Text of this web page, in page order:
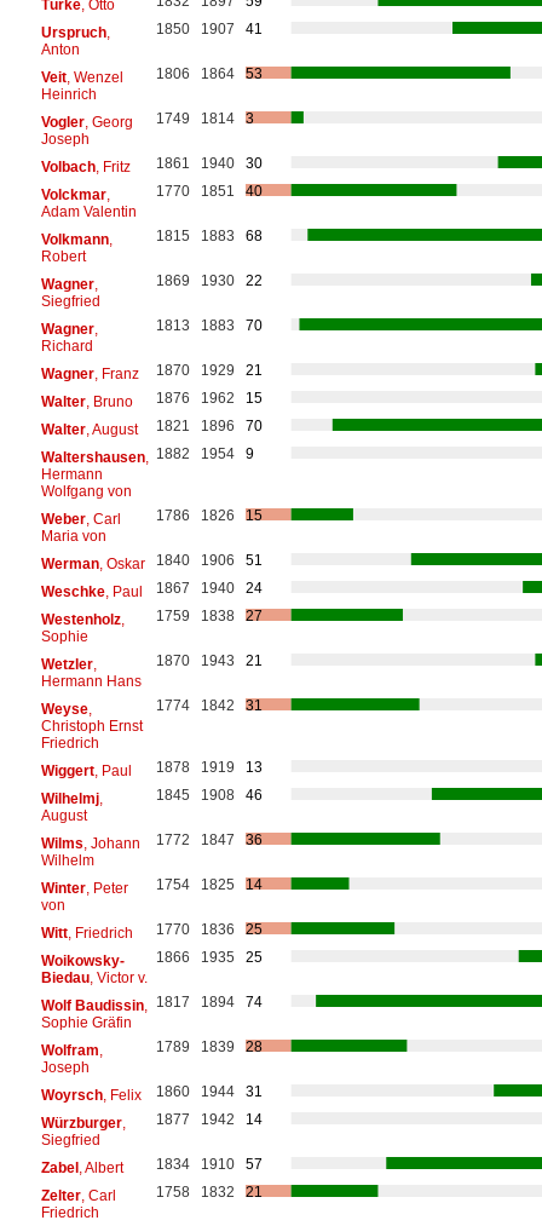
Türke, Otto
Urspruch,
Anton
1850 1907 41
Veit, Wenzel
Heinrich
1806 1864 53
Vogler, Georg
Joseph
1749 1814 3
Volbach, Fritz 1861 1940
30
Volckmar,
Adam Valentin
1770 1851 40
Volkmann,
Robert
1815 1883 68
Wagner,
Siegfried
1869 1930 22
Wagner,
Richard
1813 1883 70
Wagner, Franz 1870 1929
21
Walter, Bruno 1876 1962
15
Walter, August 1821 1896
70
Waltershausen,
Hermann
Wolfgang von
1882 1954 9
Weber, Carl
Maria von
1786 1826 15
Werman, Oskar 1840 1906
51
Weschke, Paul 1867 1940
24
Westenholz,
Sophie
1759 1838 27
Wetzler,
Hermann Hans
1870 1943 21
Weyse,
Christoph Ernst
Friedrich
1774 1842 31
Wiggert, Paul 1878 1919
13
Wilhelmj,
August
1845 1908 46
Wilms , Johann
Wilhelm
1772 1847 36
Winter, Peter
von
1754 1825 14
Witt, Friedrich 1770 1836
25
Woikowsky-
Biedau, Victor v.
1866 1935 25
Wolf Baudissin,
Sophie Gräfin
1817 1894 74
Wolfram
Joseph
1789 1839 28
Woyrsch, Felix 1860 1944
31
Würzburger,
Siegfried
1877 1942 14
Zabel, Albert 1834 1910
57
Zelter, Carl
Friedrich
1758 1832 21